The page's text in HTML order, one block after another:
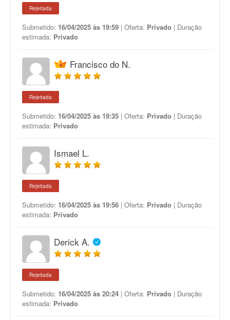
Rejeitada
Submetido: 16/04/2025 às 19:59 | Oferta: Privado | Duração
estimada: Privado
Francisco do N.
Rejeitada
Submetido: 16/04/2025 às 19:35 | Oferta: Privado | Duração
estimada: Privado
Ismael L.
Rejeitada
Submetido: 16/04/2025 às 19:56 | Oferta: Privado | Duração
estimada: Privado
Derick A.
Rejeitada
Submetido: 16/04/2025 às 20:24 | Oferta: Privado | Duração
estimada: Privado